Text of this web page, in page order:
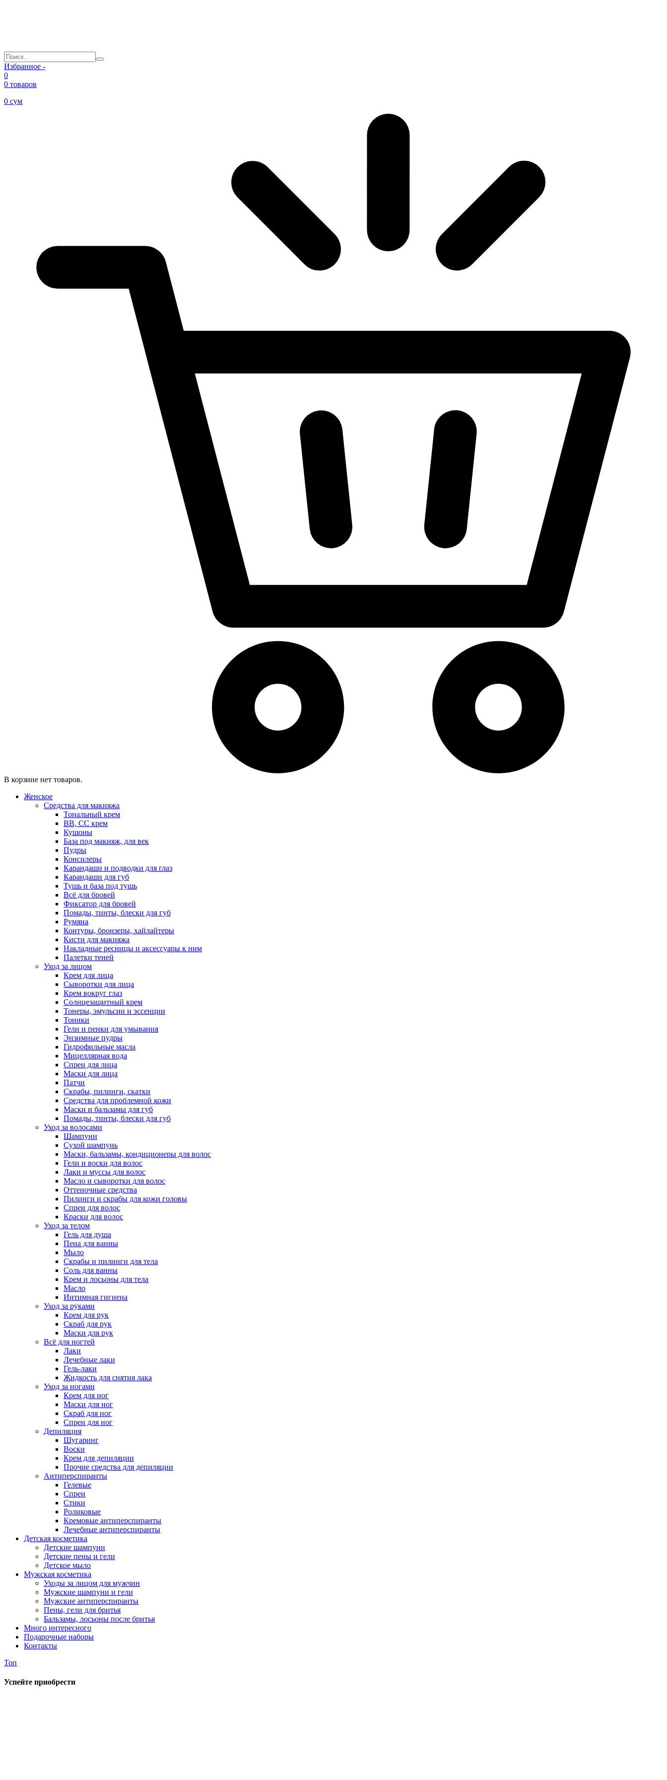
Избранное -
0
0 товаров
0 сум
В корзине нет товаров.
Женское
Средства для макияжа
Тональный крем
BB, CC крем
Кушоны
База под макияж, для век
Пудры
Консилеры
Карандаши и подводки для глаз
Карандаши для губ
Тушь и база под тушь
Всё для бровей
Фиксатор для бровей
Помады, тинты, блески для губ
Румяна
Контуры, бронзеры, хайлайтеры
Кисти для макияжа
Накладные ресницы и аксессуары к ним
Палетки теней
Уход за лицом
Крем для лица
Сыворотки для лица
Крем вокруг глаз
Солнцезащитный крем
Тонеры, эмульсии и эссенции
Тоники
Гели и пенки для умывания
Энзимные пудры
Гидрофильные масла
Мицеллярная вода
Спреи для лица
Маски для лица
Патчи
Скрабы, пилинги, скатки
Средства для проблемной кожи
Маски и бальзамы для губ
Помады, тинты, блески для губ
Уход за волосами
Шампуни
Сухой шампунь
Маски, бальзамы, кондиционеры для волос
Гели и воски для волос
Лаки и муссы для волос
Масло и сыворотки для волос
Оттеночные средства
Пилинги и скрабы для кожи головы
Спреи для волос
Краски для волос
Уход за телом
Гель для душа
Пена для ванны
Мыло
Скрабы и пилинги для тела
Соль для ванны
Крем и лосьоны для тела
Масло
Интимная гигиена
Уход за руками
Крем для рук
Скраб для рук
Маски для рук
Всё для ногтей
Лаки
Лечебные лаки
Гель-лаки
Жидкость для снятия лака
Уход за ногами
Крем для ног
Маски для ног
Скраб для ног
Спреи для ног
Депиляция
Шугаринг
Воски
Крем для депиляции
Прочие средства для депиляции
Антиперспиранты
Гелевые
Спреи
Стики
Роликовые
Кремовые антиперспиранты
Лечебные антиперспиранты
Детская косметика
Детские шампуни
Детские пены и гели
Детское мыло
Мужская косметика
Уходы за лицом для мужчин
Мужские шампуни и гели
Мужские антиперспиранты
Пены, гели для бритья
Бальзамы, лосьоны после бритья
Много интересного
Подарочные наборы
Контакты
Топ
Успейте приобрести